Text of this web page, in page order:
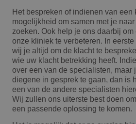
Het bespreken of indienen van een
mogelijkheid om samen met je
zoeken. Ook help je ons daarbij om
onze kliniek te verbeteren. In
wij je altijd om de klacht te
wie uw klacht betrekking heeft.
over een van de specialisten, maar
diegene in gesprek te gaan, dan is
een van de andere specialisten
Wij zullen ons uiterste best doen
een passende oplossing te komen.